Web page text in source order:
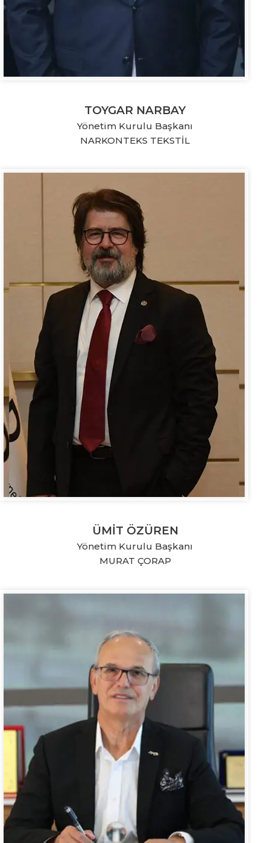
TOYGAR NARBAY
Yönetim Kurulu Başkanı
NARKONTEKS TEKSTİL
ÜMİT ÖZÜREN
Yönetim Kurulu Başkanı
MURAT ÇORAP